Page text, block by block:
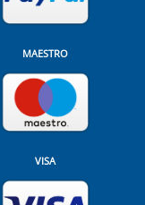
MAESTRO
VISA